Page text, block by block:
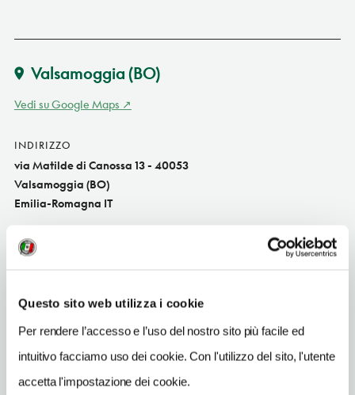
Questo sito web utilizza i cookie
Per rendere l’accesso e l’uso del nostro sito più facile ed
intuitivo facciamo uso dei cookie. Con l'utilizzo del sito, l'utente
accetta l'impostazione dei cookie.
Valsamoggia (BO)
Vedi su Google Maps
INDIRIZZO
via Matilde di Canossa 13 - 40053
Valsamoggia (BO)
Emilia-Romagna IT
www.lacavaliera.com
info@lacavaliera.com
TELEFONO
051832595
NUMERO CAMERE